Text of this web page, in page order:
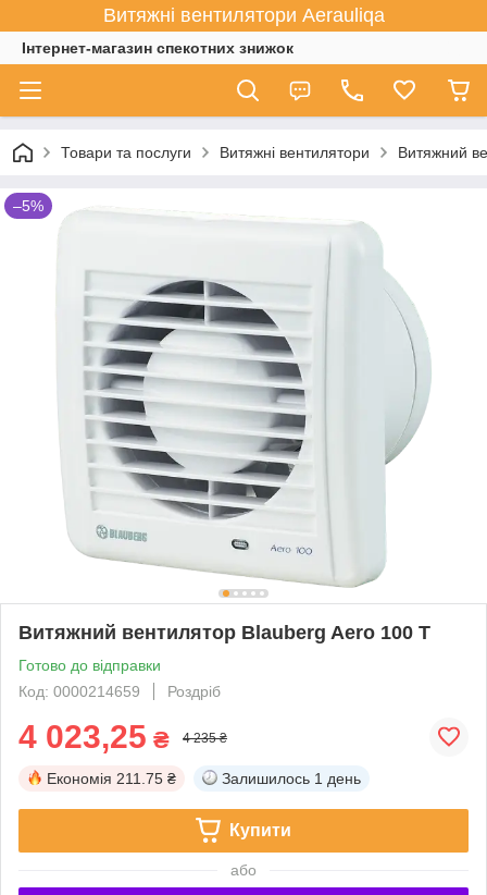
Витяжні вентилятори Aerauliqa
Інтернет-магазин спекотних знижок
Товари та послуги Витяжні вентилятори Витяжний
–5%
Витяжний вентилятор Blauberg Aero 100 Т
Готово до відправки
Код: 0000214659
Роздріб
4 023,25 ₴ 4 235 ₴
Економія 211.75 ₴ Залишилось 1 день
Купити
або